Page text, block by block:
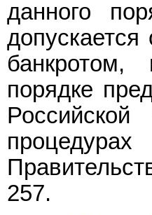
данного
банкротом,
порядке
257.